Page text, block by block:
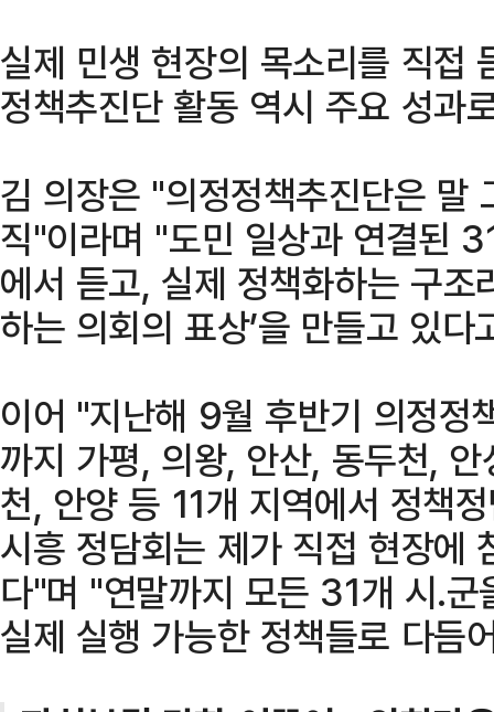
실제 민생 현장의 목소리를 직접
정책추진단 활동 역시 주요 성과
김 의장은 "의정정책추진단은 말
직"이라며 "도민 일상과 연결된
에서 듣고, 실제 정책화하는 구조
하는 의회의 표상’을 만들고 있
이어 "지난해 9월 후반기 의정정
까지 가평, 의왕, 안산, 동두천,
천, 안양 등 11개 지역에서 정책
시흥 정담회는 제가 직접 현장에
다"며 "연말까지 모든 31개 시․
실제 실행 가능한 정책들로 다듬